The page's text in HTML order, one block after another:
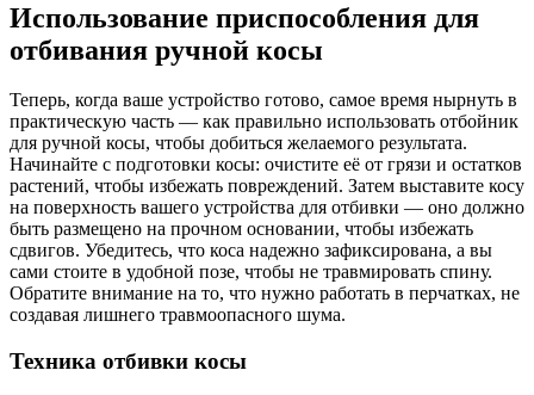
Использование приспособления для
отбивания ручной косы
Теперь, когда ваше устройство готово, самое время нырнуть в
практическую часть — как правильно использовать отбойник
для ручной косы, чтобы добиться желаемого результата.
Начинайте с подготовки косы: очистите её от грязи и остатков
растений, чтобы избежать повреждений. Затем выставите косу
на поверхность вашего устройства для отбивки — оно должно
быть размещено на прочном основании, чтобы избежать
сдвигов. Убедитесь, что коса надежно зафиксирована, а вы
сами стоите в удобной позе, чтобы не травмировать спину.
Обратите внимание на то, что нужно работать в перчатках, не
создавая лишнего травмоопасного шума.
Техника отбивки косы